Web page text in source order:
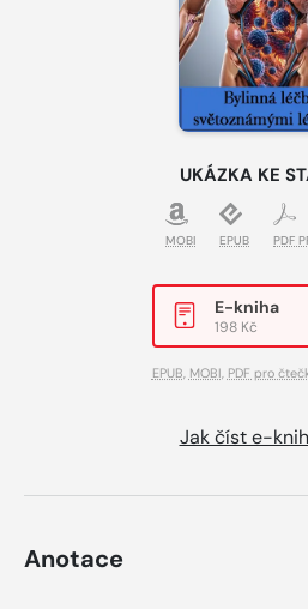
UKÁZKA KE
MOBI EPUB PDF
E-kniha
198 Kč
EPUB, MOBI, PDF pro
Jak číst e-
Anotace